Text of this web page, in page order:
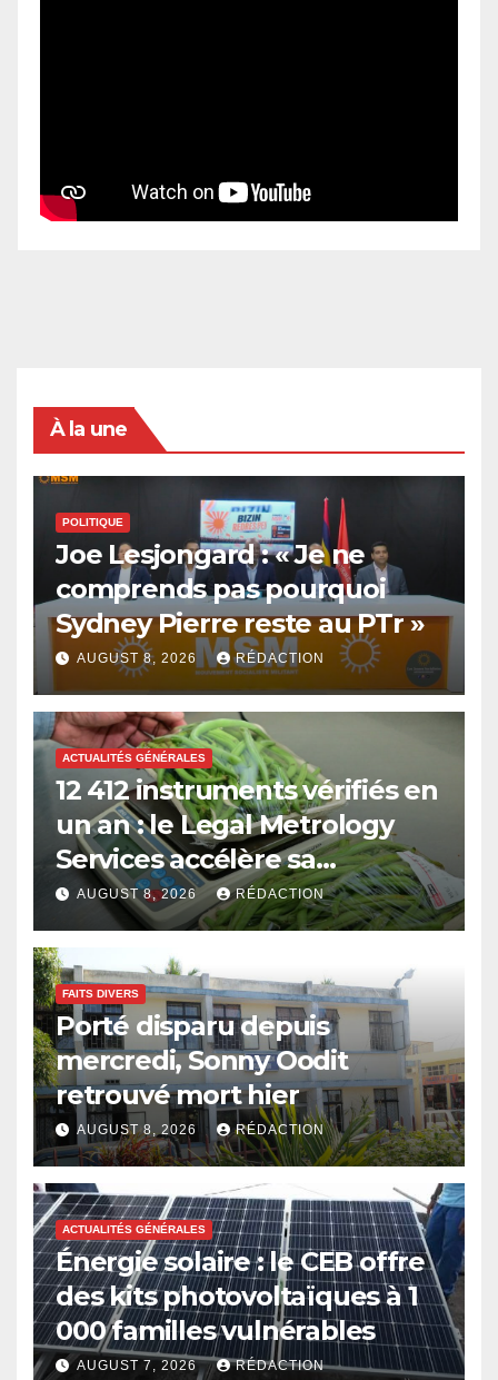
À la une
POLITIQUE
Joe Lesjongard : « Je ne
comprends pas pourquoi
Sydney Pierre reste au PTr »
AUGUST 8, 2026 RÉDACTION
ACTUALITÉS GÉNÉRALES
12 412 instruments vérifiés en
un an : le Legal Metrology
Services accélère sa
modernisation
AUGUST 8, 2026 RÉDACTION
FAITS DIVERS
Porté disparu depuis
mercredi, Sonny Oodit
retrouvé mort hier
AUGUST 8, 2026 RÉDACTION
ACTUALITÉS GÉNÉRALES
Énergie solaire : le CEB offre
des kits photovoltaïques à 1
000 familles vulnérables
AUGUST 7, 2026 RÉDACTION